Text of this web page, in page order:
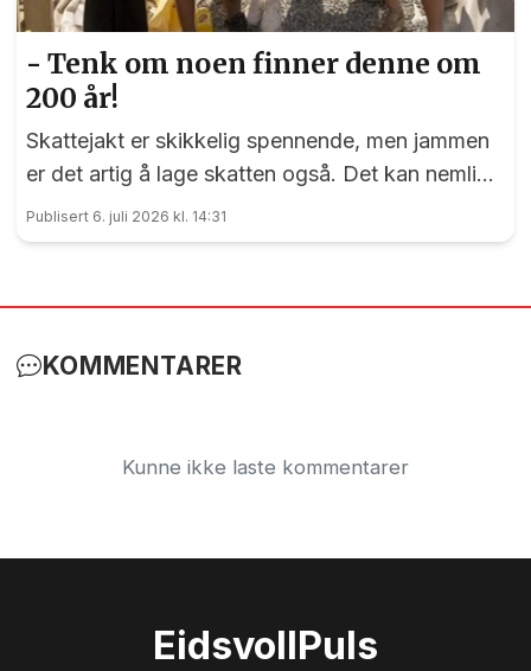
- Tenk om noen finner denne om
200 år!
Skattejakt er skikkelig spennende, men jammen
er det artig å lage skatten også. Det kan nemlig
elevene ved Vilberg barneskole skrive under på.
Denne saken ble publisert for første gang 15. juni
Publisert 6. juli 2026 kl. 14:31
KOMMENTARER
Kunne ikke laste kommentarer
EidsvollPuls